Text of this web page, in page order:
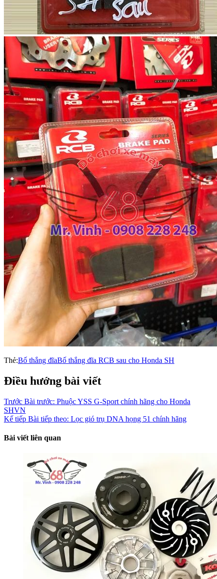
Thẻ:Bố thắng đĩaBố thắng đĩa RCB sau cho Honda SH
Điều hướng bài viết
Trước Bài trước: Phuộc YSS G-Sport chính hãng cho Honda
SHVN
Kế tiếp Bài tiếp theo: Lọc gió trụ DNA họng 51 chính hãng
Bài viết liên quan